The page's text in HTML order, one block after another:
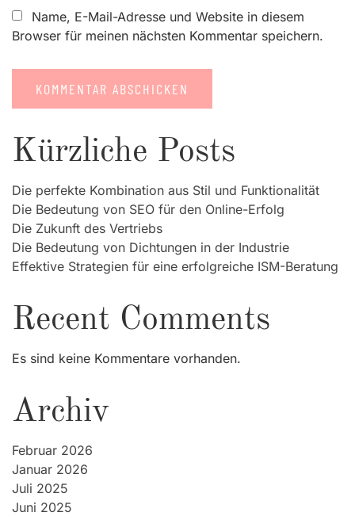
Name, E-Mail-Adresse und Website in diesem
Browser für meinen nächsten Kommentar speichern.
Kürzliche Posts
Die perfekte Kombination aus Stil und Funktionalität
Die Bedeutung von SEO für den Online-Erfolg
Die Zukunft des Vertriebs
Die Bedeutung von Dichtungen in der Industrie
Effektive Strategien für eine erfolgreiche ISM-Beratung
Recent Comments
Es sind keine Kommentare vorhanden.
Archiv
Februar 2026
Januar 2026
Juli 2025
Juni 2025